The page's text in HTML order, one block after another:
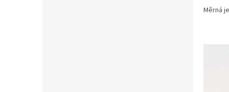
Měrná